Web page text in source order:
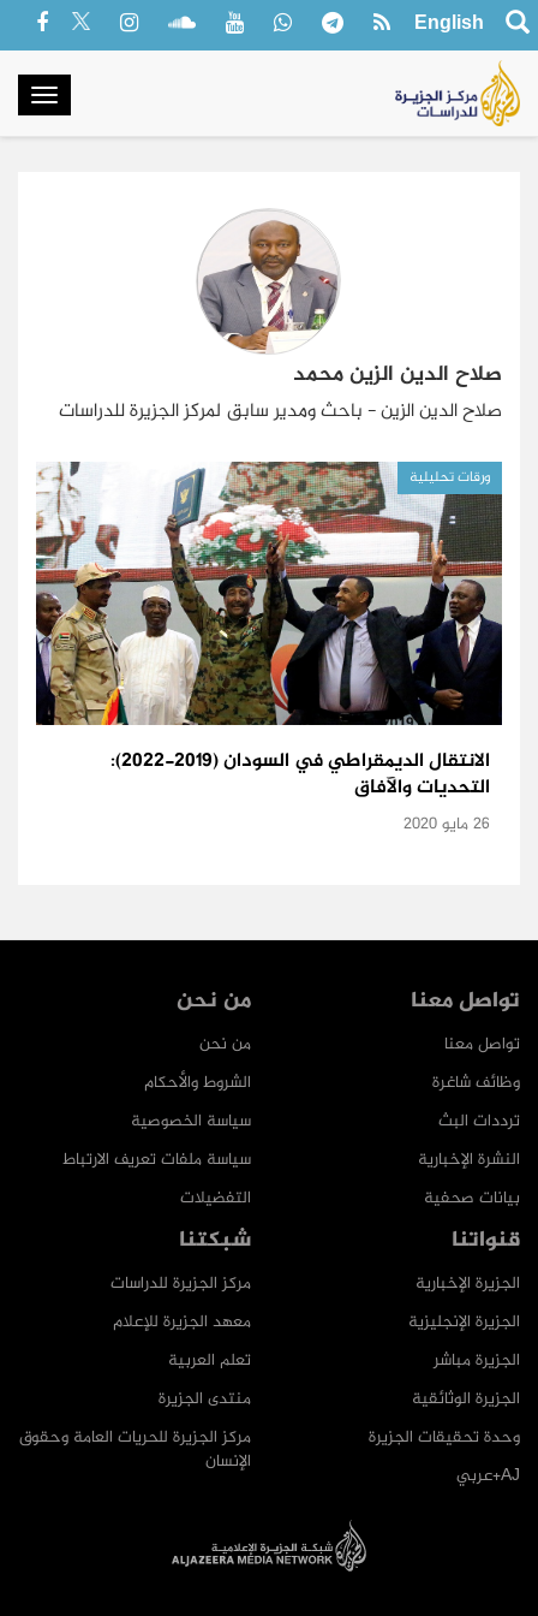
English
صلاح الدين الزين محمد
صلاح الدين الزين - باحث ومدير سابق لمركز الجزيرة للدراسات
ورقات تحليلية
الانتقال الديمقراطي في السودان (2019-2022):
التحديات والآفاق
26 مايو 2020
من نحن
من نحن
الشروط والأحكام
سياسة الخصوصية
سياسة ملفات تعريف الارتباط
التفضيلات
تواصل معنا
تواصل معنا
وظائف شاغرة
ترددات البث
النشرة الإخبارية
بيانات صحفية
شبكتنا
مركز الجزيرة للدراسات
معهد الجزيرة للإعلام
تعلم العربية
منتدى الجزيرة
مركز الجزيرة للحريات العامة وحقوق
الإنسان
قنواتنا
الجزيرة الإخبارية
الجزيرة الإنجليزية
الجزيرة مباشر
الجزيرة الوثائقية
وحدة تحقيقات الجزيرة
AJ+عربي